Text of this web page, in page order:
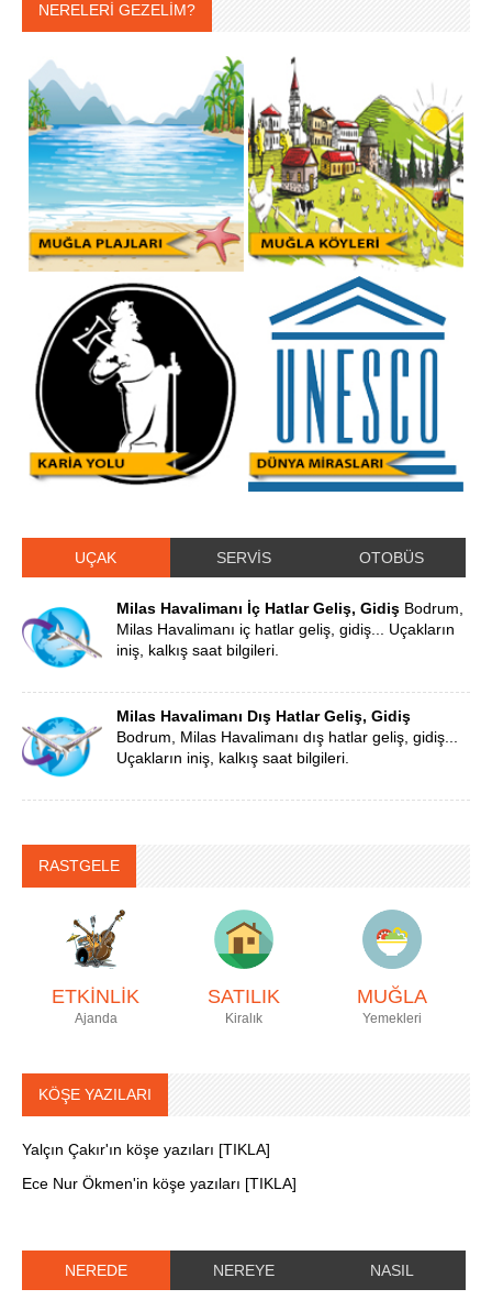
NERELERİ GEZELİM?
UÇAK SERVİS OTOBÜS
Milas Havalimanı İç Hatlar Geliş, Gidiş Bodrum,
Milas Havalimanı iç hatlar geliş, gidiş... Uçakların
iniş, kalkış saat bilgileri.
Milas Havalimanı Dış Hatlar Geliş, Gidiş
Bodrum, Milas Havalimanı dış hatlar geliş, gidiş...
Uçakların iniş, kalkış saat bilgileri.
RASTGELE
ETKİNLİK
Ajanda
SATILIK
Kiralık
MUĞLA
Yemekleri
KÖŞE YAZILARI
Yalçın Çakır'ın köşe yazıları [TIKLA]
Ece Nur Ökmen'in köşe yazıları [TIKLA]
NEREDE NEREYE NASIL